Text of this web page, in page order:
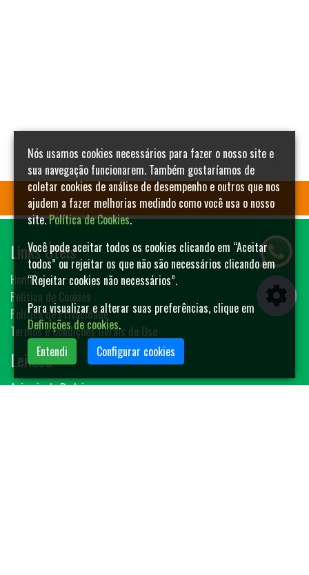
Links Úteis
Home
Política de Cookies
Política de Privacidade
Termos e Condições Gerais de Uso
Leilões
Animais de Rodeio
Nós usamos cookies necessários para fazer o nosso site e
sua navegação funcionarem. Também gostaríamos de
coletar cookies de análise de desempenho e outros que nos
ajudem a fazer melhorias medindo como você usa o nosso
site.Política de Cookies.
Você pode aceitar todos os cookies clicando em “Aceitar
todos” ou rejeitar os que não são necessários clicando em
“Rejeitar cookies não necessários”.
Para visualizar e alterar suas preferências, clique em
Definições de cookies.
Entendi
Configurar cookies